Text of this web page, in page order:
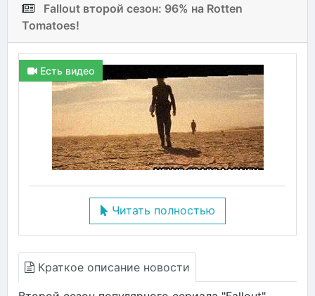
Fallout второй сезон: 96% на Rotten
Tomatoes!
Есть видео
Читать полностью
Краткое описание новости